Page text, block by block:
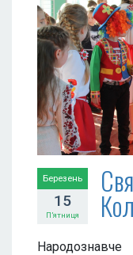
Березень
15
П’ятниця
Народознавче